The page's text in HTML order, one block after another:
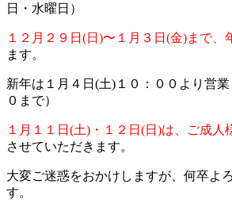
日・水曜日）
１２月２９日(日)〜１月３日(金)まで、
ます。
新年は１月４日(土)１０：００より営
０まで）
１月１１日(土)・１２日(日)は、ご成人
させていただきます。
大変ご迷惑をおかけしますが、何卒よ
す。